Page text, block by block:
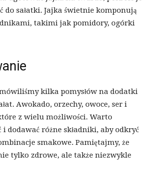
do sałatki. Jajka świetnie komponują
takimi jak pomidory, ogórki
kilka pomysłów na dodatki
Awokado, orzechy, owoce, ser i
z wielu możliwości. Warto
dodawać różne składniki, aby odkryć
smakowe. Pamiętajmy, że
tylko zdrowe, ale także niezwykle